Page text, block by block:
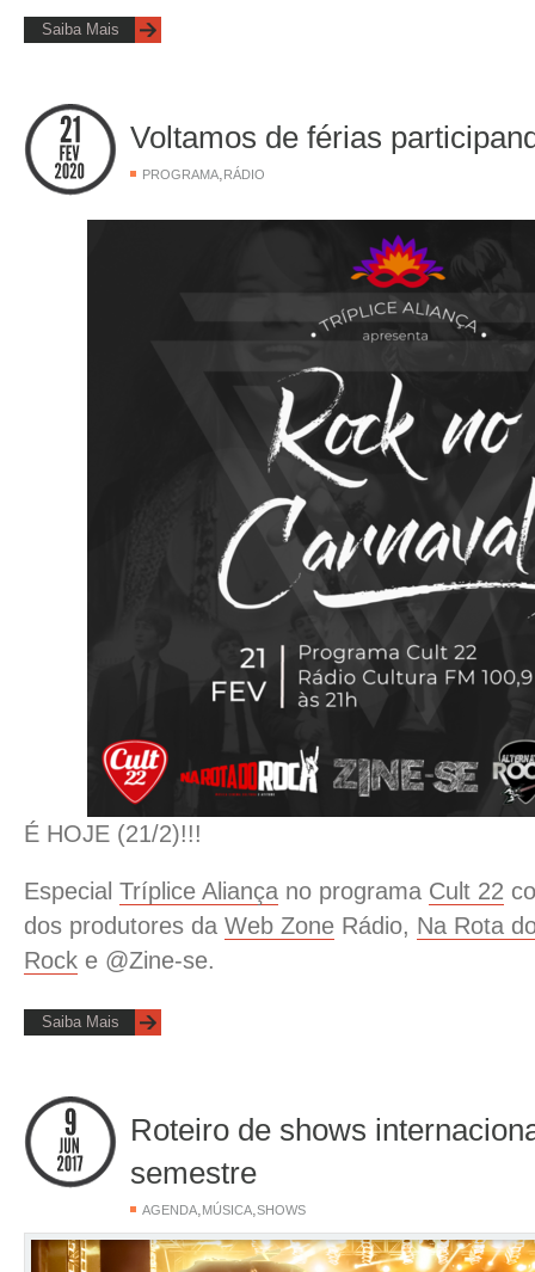
Saiba Mais
Voltamos de férias
PROGRAMA RÁDIO
É HOJE (21/2)!!!
Especial Tríplice Aliança no programa Cult 22
dos produtores da Web Zone Rádio, Na Rota
Rock e @Zine-se.
Saiba Mais
Roteiro de shows
semestre
AGENDA MÚSICA SHOWS